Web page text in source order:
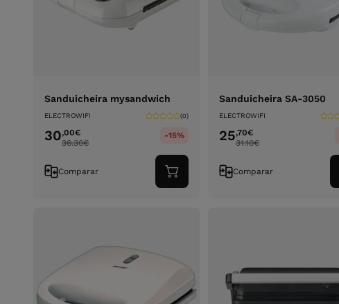
Sanduicheira mysandwich
ELECTROWIFI (0)
30,00€
36.30€
-15%
Comparar
Adicionar
ao
Sanduicheira SA-3050
ELECTROWIFI
25,70€
31.10€
Comparar